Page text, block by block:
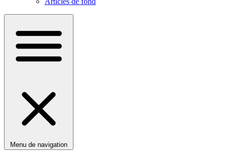
Menu de navigation